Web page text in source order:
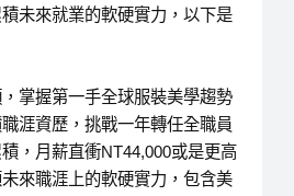
未來就業的軟硬實力，以下是
掌握第一手全球服裝美學趨勢
涯資歷，挑戰一年轉任全職員
，月薪直衝NT44,000或是更高
來職涯上的軟硬實力，包含美